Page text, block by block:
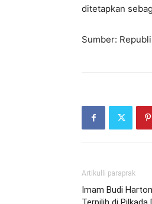
ditetapkan
Sumber:
Artikulli paraprak
Imam Budi